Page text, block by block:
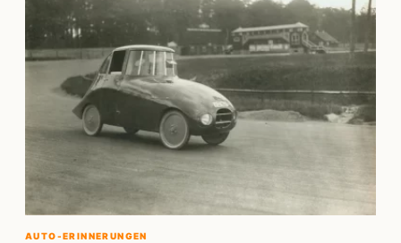
AUTO-ERINNERUNGEN